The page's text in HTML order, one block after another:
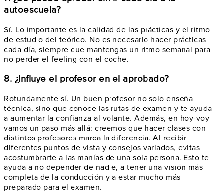
autoescuela?
Sí. Lo importante es la calidad de las prácticas y el ritmo
de estudio del teórico. No es necesario hacer prácticas
cada día, siempre que mantengas un ritmo semanal para
no perder el feeling con el coche.
8. ¿Influye el profesor en el aprobado?
Rotundamente sí. Un buen profesor no solo enseña
técnica, sino que conoce las rutas de examen y te ayuda
a aumentar la confianza al volante. Además, en hoy-voy
vamos un paso más allá: creemos que hacer clases con
distintos profesores marca la diferencia. Al recibir
diferentes puntos de vista y consejos variados, evitas
acostumbrarte a las manías de una sola persona. Esto te
ayuda a no depender de nadie, a tener una visión más
completa de la conducción y a estar mucho más
preparado para el examen.